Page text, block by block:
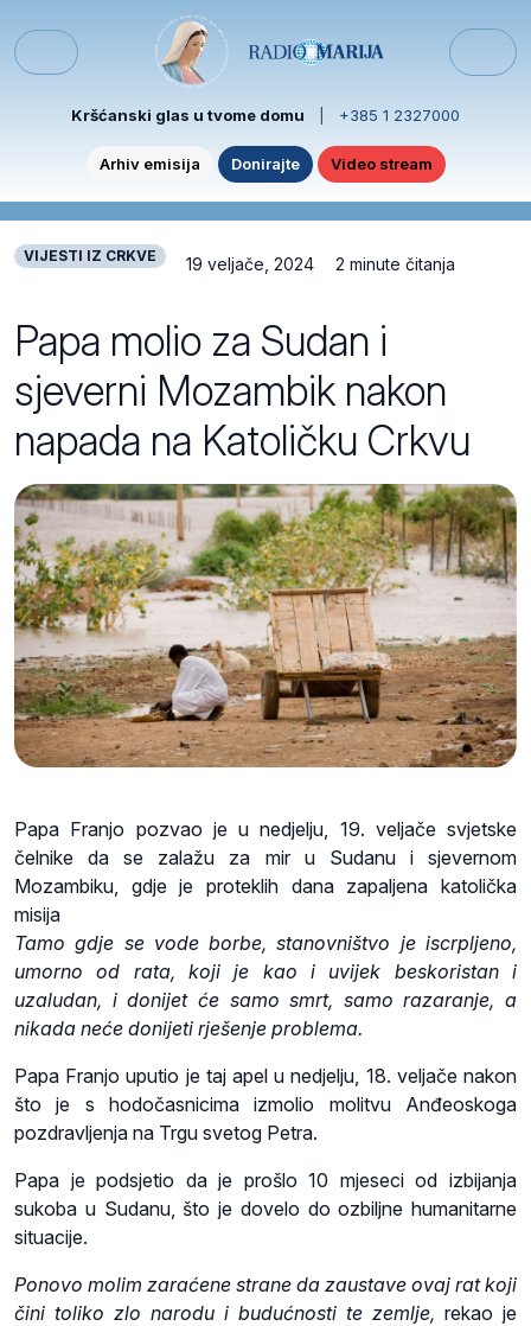
Menu
Kršćanski glas u tvome domu +385 1 2327000
Arhiv emisija Donirajte Video stream
VIJESTI IZ CRKVE 19 veljače, 2024 2 minute čitanja
Papa molio za Sudan i
sjeverni Mozambik nakon
napada na Katoličku Crkvu
Papa Franjo pozvao je u nedjelju, 19. veljače svjetske
čelnike da se zalažu za mir u Sudanu i sjevernom
Mozambiku, gdje je proteklih dana zapaljena katolička
misija
Tamo gdje se vode borbe, stanovništvo je iscrpljeno,
umorno od rata, koji je kao i uvijek beskoristan i
uzaludan, i donijet će samo smrt, samo razaranje, a
nikada neće donijeti rješenje problema.
Papa Franjo uputio je taj apel u nedjelju, 18. veljače nakon
što je s hodočasnicima izmolio molitvu Anđeoskoga
pozdravljenja na Trgu svetog Petra.
Papa je podsjetio da je prošlo 10 mjeseci od izbijanja
sukoba u Sudanu, što je dovelo do ozbiljne humanitarne
situacije.
Ponovo molim zaraćene strane da zaustave ovaj rat koji
čini toliko zlo narodu i budućnosti te zemlje, rekao je